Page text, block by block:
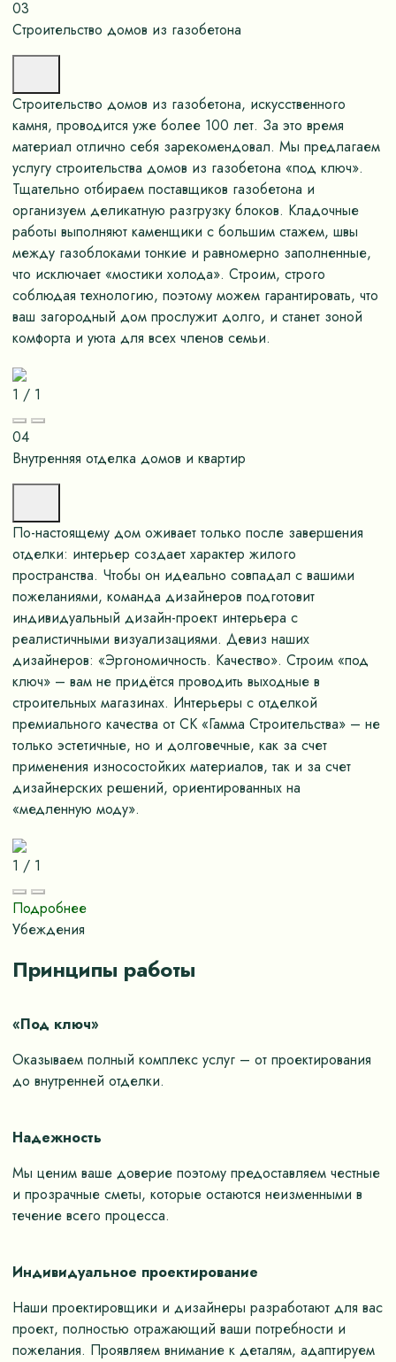
03
Строительство домов из газобетона
Строительство домов из газобетона, искусственного
камня, проводится уже более 100 лет. За это время
материал отлично себя зарекомендовал. Мы предлагаем
услугу строительства домов из газобетона «под ключ».
Тщательно отбираем поставщиков газобетона и
организуем деликатную разгрузку блоков. Кладочные
работы выполняют каменщики с большим стажем, швы
между газоблоками тонкие и равномерно заполненные,
что исключает «мостики холода». Строим, строго
соблюдая технологию, поэтому можем гарантировать, что
ваш загородный дом прослужит долго, и станет зоной
комфорта и уюта для всех членов семьи.
1 / 1
04
Внутренняя отделка домов и квартир
По-настоящему дом оживает только после завершения
отделки: интерьер создает характер жилого
пространства. Чтобы он идеально совпадал с вашими
пожеланиями, команда дизайнеров подготовит
индивидуальный дизайн-проект интерьера с
реалистичными визуализациями. Девиз наших
дизайнеров: «Эргономичность. Качество». Строим «под
ключ» – вам не придётся проводить выходные в
строительных магазинах. Интерьеры с отделкой
премиального качества от СК «Гамма Строительства» – не
только эстетичные, но и долговечные, как за счет
применения износостойких материалов, так и за счет
дизайнерских решений, ориентированных на
«медленную моду».
1 / 1
Подробнее
Убеждения
Принципы работы
«Под ключ»
Оказываем полный комплекс услуг – от проектирования
до внутренней отделки.
Надежность
Мы ценим ваше доверие поэтому предоставляем честные
и прозрачные сметы, которые остаются неизменными в
течение всего процесса.
Индивидуальное проектирование
Наши проектировщики и дизайнеры разработают для вас
проект, полностью отражающий ваши потребности и
пожелания. Проявляем внимание к деталям, адаптируем